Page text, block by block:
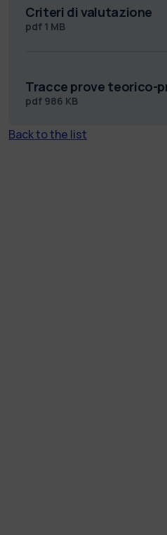
Criteri di valutazione
pdf 1 MB
Tracce prove teorico-
pdf 986 KB
Back to the list